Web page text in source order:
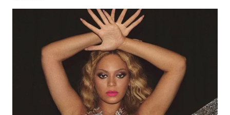
SULSEL
GORONTALO